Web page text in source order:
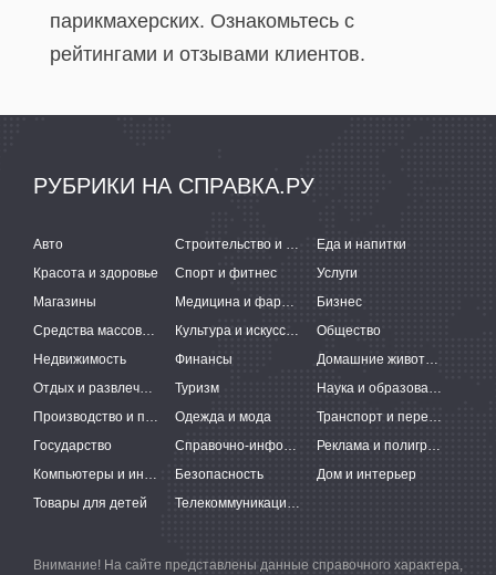
парикмахерских. Ознакомьтесь с
рейтингами и отзывами клиентов.
РУБРИКИ НА СПРАВКА.РУ
Авто Строительство и ремонт
Еда и напитки
Красота и здоровье
Спорт и фитнес
Услуги
Магазины
Медицина и фармацевтика
Бизнес
Средства массовой информации
Культура и искусство
Общество
Недвижимость
Финансы
Домашние животные
Отдых и развлечения
Туризм
Наука и образование
Производство и поставки
Одежда и мода
Транспорт и перевозки
Государство
Справочно-информационные системы
Реклама и полиграфия
Компьютеры и интернет
Безопасность
Дом и интерьер
Товары для детей
Телекоммуникации и связь
Внимание! На сайте представлены данные справочного характера,